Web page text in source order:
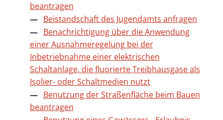
beantragen
Beistandschaft des Jugendamts anfragen
Benachrichtigung über die Anwendung
einer Ausnahmeregelung bei der
Inbetriebnahme einer elektrischen
Schaltanlage, die fluorierte Treibhausgase als
Isolier- oder Schaltmedien nutzt
Benutzung der Straßenfläche beim Bauen
beantragen